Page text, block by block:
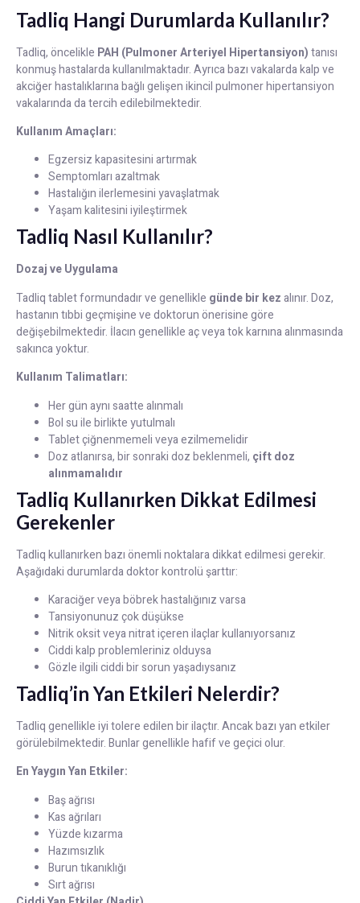
Tadliq Hangi Durumlarda Kullanılır?
Tadliq, öncelikle PAH (Pulmoner Arteriyel Hipertansiyon)tanısı
konmuş hastalarda kullanılmaktadır. Ayrıca bazı vakalarda kalp ve
akciğer hastalıklarına bağlı gelişen ikincil pulmoner hipertansiyon
vakalarında da tercih edilebilmektedir.
Kullanım Amaçları:
Egzersiz kapasitesini artırmak
Semptomları azaltmak
Hastalığın ilerlemesini yavaşlatmak
Yaşam kalitesini iyileştirmek
Tadliq Nasıl Kullanılır?
Dozaj ve Uygulama
Tadliq tablet formundadır ve genellikle günde bir kezalınır. Doz,
hastanın tıbbi geçmişine ve doktorun önerisine göre
değişebilmektedir. İlacın genellikle aç veya tok karnına alınmasında
sakınca yoktur.
Kullanım Talimatları:
Her gün aynı saatte alınmalı
Bol su ile birlikte yutulmalı
Tablet çiğnenmemeli veya ezilmemelidir
Doz atlanırsa, bir sonraki doz beklenmeli, çift doz
alınmamalıdır
Tadliq Kullanırken Dikkat Edilmesi
Gerekenler
Tadliq kullanırken bazı önemli noktalara dikkat edilmesi gerekir.
Aşağıdaki durumlarda doktor kontrolü şarttır:
Karaciğer veya böbrek hastalığınız varsa
Tansiyonunuz çok düşükse
Nitrik oksit veya nitrat içeren ilaçlar kullanıyorsanız
Ciddi kalp problemleriniz olduysa
Gözle ilgili ciddi bir sorun yaşadıysanız
Tadliq’in Yan Etkileri Nelerdir?
Tadliq genellikle iyi tolere edilen bir ilaçtır. Ancak bazı yan etkiler
görülebilmektedir. Bunlar genellikle hafif ve geçici olur.
En Yaygın Yan Etkiler:
Baş ağrısı
Kas ağrıları
Yüzde kızarma
Hazımsızlık
Burun tıkanıklığı
Sırt ağrısı